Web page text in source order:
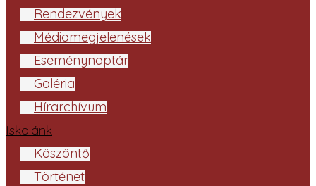
Rendezvények
Médiamegjelenések
Eseménynaptár
Galéria
Hírarchívum
Iskolánk
Köszöntő
Történet